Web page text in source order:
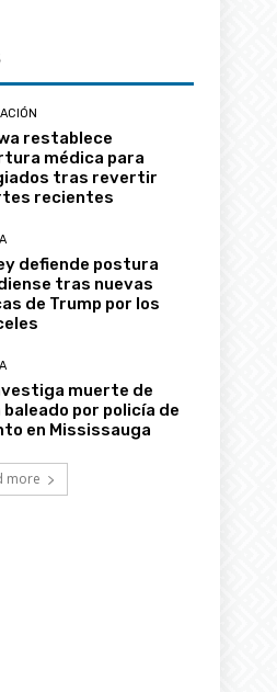
restablece
médica para
tras revertir
recientes
defiende postura
tras nuevas
de Trump por los
muerte de
baleado por policía de
en Mississauga
more